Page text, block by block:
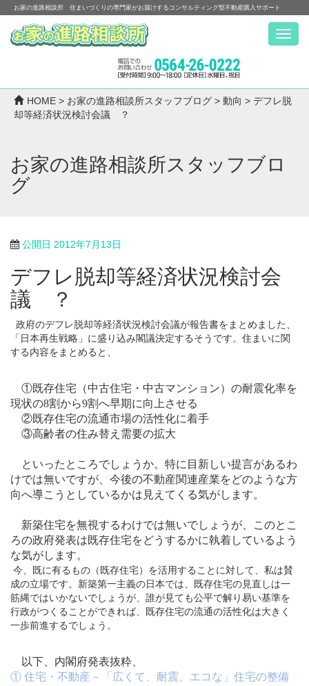
お家の進路相談所 住まいづくりの専門家がお届けするコンサルティング型不動産購入サポート
Menu
HOME > お家の進路相談所スタッフブログ > 動向 > デフレ脱
却等経済状況検討会議 ？
お家の進路相談所スタッフブロ
グ
公開日 2012年7月13日
デフレ脱却等経済状況検討会
議 ？
政府のデフレ脱却等経済状況検討会議が報告書をまとめました、
「日本再生戦略」に盛り込み閣議決定するそうです。住まいに関
する内容をまとめると、
①既存住宅（中古住宅・中古マンション）の耐震化率を
現状の8割から9割へ早期に向上させる
②既存住宅の流通市場の活性化に着手
③高齢者の住み替え需要の拡大
といったところでしょうか。特に目新しい提言があるわ
けでは無いですが、今後の不動産関連産業をどのような方
向へ導こうとしているかは見えてくる気がします。
新築住宅を無視するわけでは無いでしょうが、このとこ
ろの政府発表は既存住宅をどうするかに執着しているよう
な気がします。
今、既に有るもの（既存住宅）を活用することに対して、私は賛
成の立場です。新築第一主義の日本では、既存住宅の見直しは一
筋縄ではいかないでしょうが、誰が見ても公平で解り易い基準を
行政がつくることができれば、既存住宅の流通の活性化は大きく
一歩前進するでしょう。
以下、内閣府発表抜粋、
① 住宅・不動産－「広くて、耐震、エコな」住宅の整備